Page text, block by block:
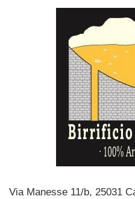
Via Manesse 11/b, 25031